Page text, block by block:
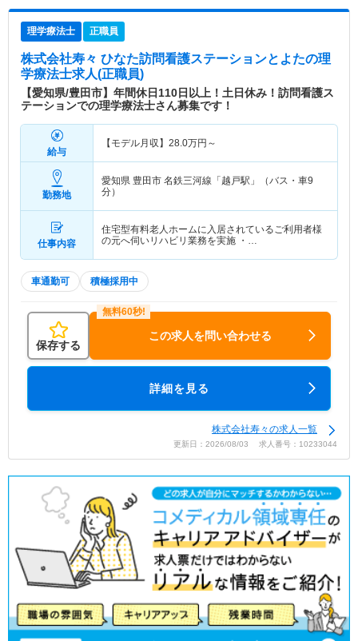
理学療法士 正職員
株式会社寿々 ひなた訪問看護ステーションとよたの理
学療法士求人(正職員)
【愛知県/豊田市】年間休日110日以上！土日休み！訪問看護ス
テーションでの理学療法士さん募集です！
給与
【モデル月収】 28.0万円～
勤務地
愛知県 豊田市 名鉄三河線「越戸駅」（バス・車9
分）
仕事内容
住宅型有料老人ホームに入居されているご利用者様
の元へ伺いリハビリ業務を実施 ・…
車通勤可 積極採用中
保存する
この求人を問い合わせる
詳細を見る
株式会社寿々の求人一覧
更新日：2026/08/03 求人番号：10233044